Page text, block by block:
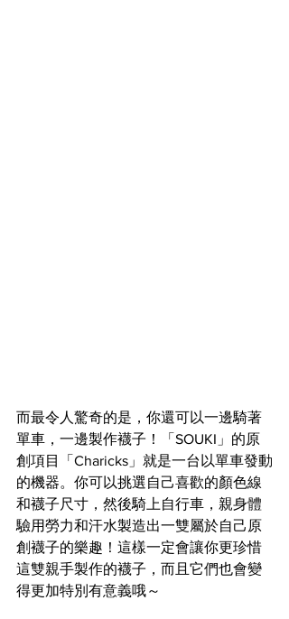
而最令人驚奇的是，你還可以一邊騎著
單車，一邊製作襪子！「SOUKI」的原
創項目「Charicks」就是一台以單車發動
的機器。你可以挑選自己喜歡的顏色線
和襪子尺寸，然後騎上自行車，親身體
驗用勞力和汗水製造出一雙屬於自己原
創襪子的樂趣！這樣一定會讓你更珍惜
這雙親手製作的襪子，而且它們也會變
得更加特別有意義哦～